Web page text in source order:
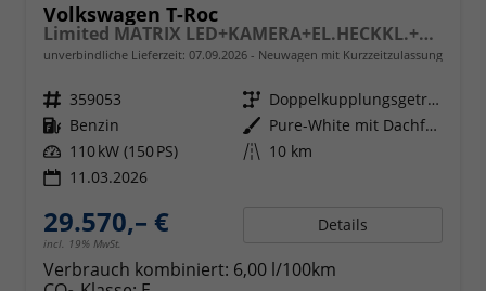
Volkswagen T-Roc
Limited MATRIX LED+KAMERA+EL.HECKKL.+PDC+SHZ
unverbindliche Lieferzeit: 07.09.2026 Neuwagen mit Kurzzeitzulassung
Fahrzeugnr. 359053 Getriebe
Doppelkupplungsgetriebe (DSG)
Kraftstoff Benzin Außenfarbe
Pure-White mit Dachfarbe in Deep Black Perleffekt
Leistung 110 kW (150 PS) Kilometerstand 10 km
11.03.2026
29.570,– €
incl. 19% MwSt.
Details
Verbrauch kombiniert: 6,00 l/100km